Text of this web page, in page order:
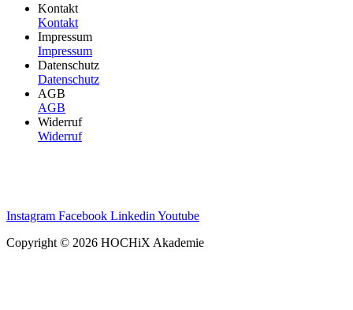
Kontakt
Kontakt
Impressum
Impressum
Datenschutz
Datenschutz
AGB
AGB
Widerruf
Widerruf
Instagram Facebook Linkedin Youtube
Copyright © 2026 HOCHiX Akademie